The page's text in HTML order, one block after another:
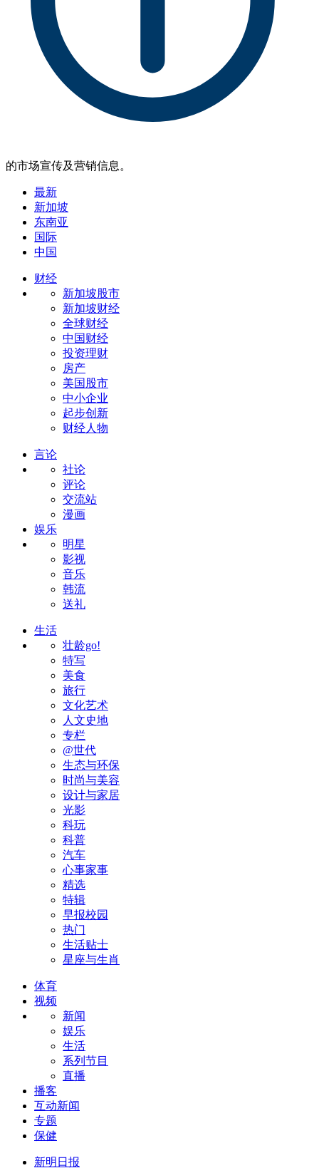
的市场宣传及营销信息。
最新
新加坡
东南亚
国际
中国
财经
新加坡股市
新加坡财经
全球财经
中国财经
投资理财
房产
美国股市
中小企业
起步创新
财经人物
言论
社论
评论
交流站
漫画
娱乐
明星
影视
音乐
韩流
送礼
生活
壮龄go!
特写
美食
旅行
文化艺术
人文史地
专栏
@世代
生态与环保
时尚与美容
设计与家居
光影
科玩
科普
汽车
心事家事
精选
特辑
早报校园
热门
生活贴士
星座与生肖
体育
视频
新闻
娱乐
生活
系列节目
直播
播客
互动新闻
专题
保健
新明日报